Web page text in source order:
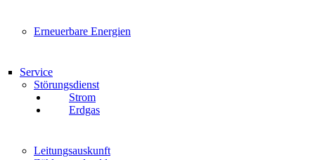
Erneuerbare Energien
Service
Störungsdienst
Strom
Erdgas
Leitungsauskunft